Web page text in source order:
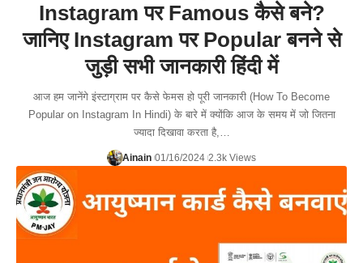
Instagram पर Famous कैसे बने?
जानिए Instagram पर Popular बनने से
जुड़ी सभी जानकारी हिंदी में
आज हम जानेंगे इंस्टाग्राम पर कैसे फेमस हो पूरी जानकारी (How To Become
Popular on Instagram In Hindi) के बारे में क्योंकि आज के समय में जो जितना
ज्यादा दिखावा करता है,…
Ainain 01/16/2024 2.3k Views